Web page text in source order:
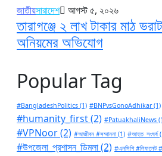
জাতীয়সারাদেশ আগস্ট ৫, ২০২৬
তারাগঞ্জে ২ লাখ টাকার মাঠ
অনিয়মের অভিযোগ
Popular Tag
#BangladeshPolitics (1) #BNPvsGonoAdhikar(1)
#humanity_first(2) #PatuakhaliNews
#VPNoor(2) #আজীবন #সম্মাননা (1) #আহত_সংঘর্ষ
#উপজেলা_প্রশাসন_ডিমলা(2) #এনসিপি #লিফলেট